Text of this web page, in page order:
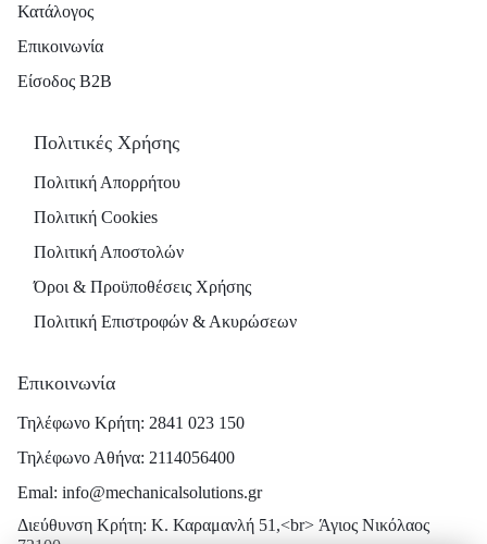
Κατάλογος
Επικοινωνία
Είσοδος B2B
Πολιτικές Χρήσης
Πολιτική Απορρήτου
Πολιτική Cookies
Πολιτική Αποστολών
Όροι & Προϋποθέσεις Χρήσης
Πολιτική Επιστροφών & Ακυρώσεων
Επικοινωνία
Τηλέφωνο Κρήτη: 2841 023 150
Τηλέφωνο Αθήνα: 2114056400
Emal: info@mechanicalsolutions.gr
Διεύθυνση Κρήτη: Κ. Καραμανλή 51,<br> Άγιος Νικόλαος